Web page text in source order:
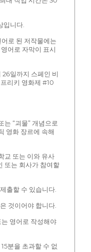
입니다.
로 된 저작물에는
어로 자막이 표시
일까지 스페인 비
리키 영화제 #10
는 “괴물” 개념으로
영화 장르에 속해
교 또는 이와 유사
또는 회사가 참여할
출할 수 있습니다.
것이어야 합니다.
영어로 작성해야
분을 초과할 수 없